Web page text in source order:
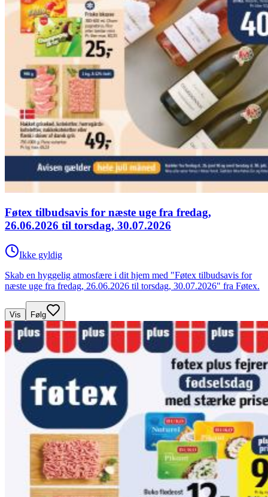
Føtex tilbudsavis for næste uge fra fredag,
26.06.2026 til torsdag, 30.07.2026
Ikke gyldig
Skab en hyggelig atmosfære i dit hjem med "Føtex tilbudsavis for
næste uge fra fredag, 26.06.2026 til torsdag, 30.07.2026" fra Føtex.
Vis Følg